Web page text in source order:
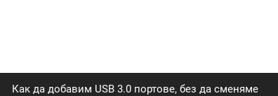
Next
Как да добавим USB 3.0 портове, без да сменяме